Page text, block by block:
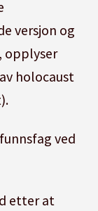
versjon og
opplyser
holocaust
ved
etter at